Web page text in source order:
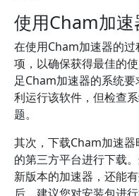
使用Cham加
在使用Cham加速器的
项，以确保获得最佳的
足Cham加速器的系统
利运行该软件，但检查
题。
其次，下载Cham加速
的第三方平台进行下载
新版本的加速器，还能